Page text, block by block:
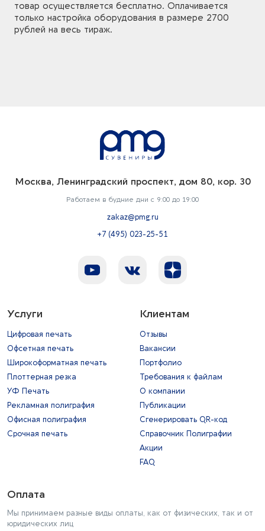
товар осуществляется бесплатно. Оплачивается
только настройка оборудования в размере 2700
рублей на весь тираж.
Москва, Ленинградский проспект, дом 80, кор. 30
Работаем в будние дни с 9:00 до 19:00
zakaz@pmg.ru
+7 (495) 023-25-51
Услуги
Цифровая печать
Офсетная печать
Широкоформатная печать
Плоттерная резка
УФ Печать
Рекламная полиграфия
Офисная полиграфия
Срочная печать
Клиентам
Отзывы
Вакансии
Портфолио
Требования к файлам
О компании
Публикации
Сгенерировать QR-код
Справочник Полиграфии
Акции
FAQ
Оплата
Мы принимаем разные виды оплаты, как от физических, так и от
юридических лиц